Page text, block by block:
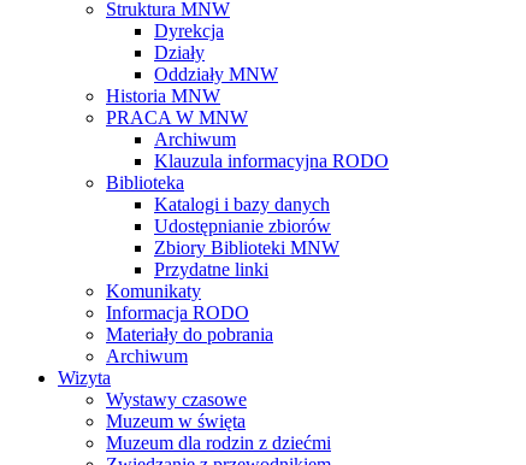
Struktura MNW
Dyrekcja
Działy
Oddziały MNW
Historia MNW
PRACA W MNW
Archiwum
Klauzula informacyjna RODO
Biblioteka
Katalogi i bazy danych
Udostępnianie zbiorów
Zbiory Biblioteki MNW
Przydatne linki
Komunikaty
Informacja RODO
Materiały do pobrania
Archiwum
Wizyta
Wystawy czasowe
Muzeum w święta
Muzeum dla rodzin z dziećmi